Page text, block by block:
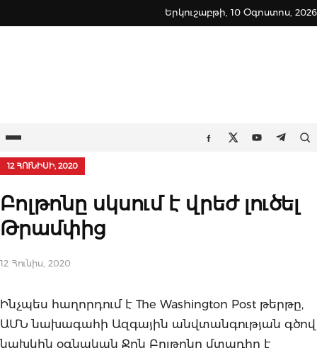
to
Երկուշաբթի, 10 Օգոստոս, 2026
Ընտրացանկ Facebook
TwitterYoutube
12 ՀՈՒՆԻՍԻ, 2020
Բոլթոնը սկսում է վրեժ լուծել
Թրամփից
12 Հունիս, 2020
Ինչպես հաղորդում է The Washington Post թերթը,
ԱՄՆ նախագահի Ազգային անվտանգության գծով
նախկին օգնական Ջոն Բոլթոնը մտադիր է